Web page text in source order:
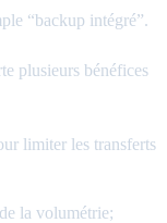
“backup intégré”.
plusieurs bénéfices
limiter les transferts
la volumétrie;